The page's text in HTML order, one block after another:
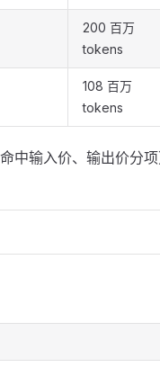
200 百万
tokens
108 百万
tokens
中输入价、输出价分